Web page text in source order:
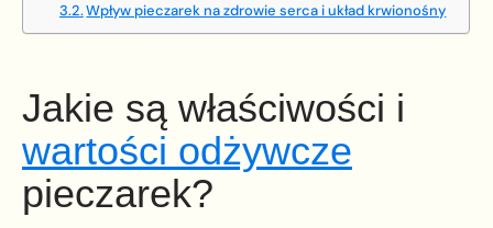
Wpływ pieczarek na zdrowie serca i układ krwionośny
Jakie są właściwości i
wartości odżywcze
pieczarek?